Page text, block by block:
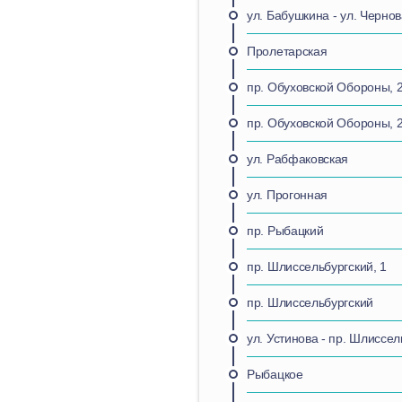
ул. Бабушкина - ул.
Пролетарская
пр. Обуховской Обороны,
пр. Обуховской Обороны,
ул. Рабфаковская
ул. Прогонная
пр. Рыбацкий
пр. Шлиссельбургский, 1
пр. Шлиссельбургский
ул. Устинова - пр.
Рыбацкое